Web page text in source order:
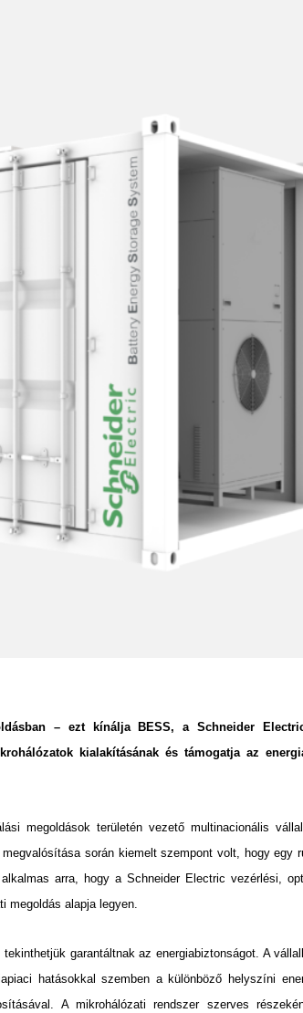
– ezt kínálja BESS, a Schneider
kialakításának és támogatja az
megoldások területén vezető multinacionális
során kiemelt szempont volt, hogy egy
arra, hogy a Schneider Electric vezérlési,
megoldás alapja legyen.
garantáltnak az energiabiztonságot. A
hatásokkal szemben a különböző helyszíni
A mikrohálózati rendszer szerves